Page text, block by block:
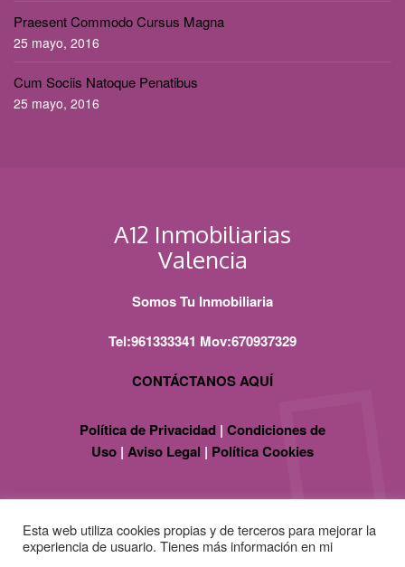
Praesent Commodo Cursus Magna
25 mayo, 2016
Cum Sociis Natoque Penatibus
25 mayo, 2016
A12 Inmobiliarias
Valencia
Somos Tu Inmobiliaria
Tel:961333341 Mov:670937329
CONTÁCTANOS AQUÍ
Política de Privacidad | Condiciones de
Uso | Aviso Legal | Política Cookies
Esta web utiliza cookies propias y de terceros para mejorar la
experiencia de usuario. Tienes más información en mi